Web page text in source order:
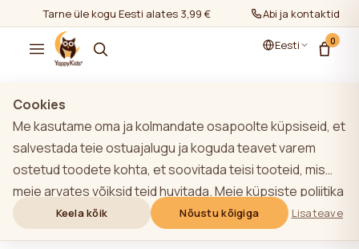
Tarne üle kogu Eesti alates 3,99 € Abi ja kontaktid
Eesti 0
Toote tagasikutsumine
Teade YappyLa:le beebivoodi
kohta – Partii 09/2022
Cookies
Me kasutame oma ja kolmandate osapoolte küpsiseid, et
salvestada teie ostuajalugu ja koguda teavet varem
ostetud toodete kohta, et soovitada teisi tooteid, mis
meie arvates võiksid teid huvitada. Meie küpsiste poliitika
kohta lisateabe saamiseks klõpsake nupule "Lisateave".
Võite nõustuda kõigi küpsiste kasutamisega, klõpsates
Keela kõik Nõustu kõigiga Lisateave